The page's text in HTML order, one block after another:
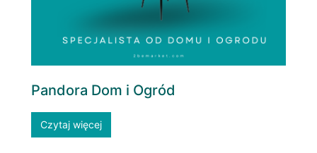
Pandora Dom i Ogród
Czytaj więcej